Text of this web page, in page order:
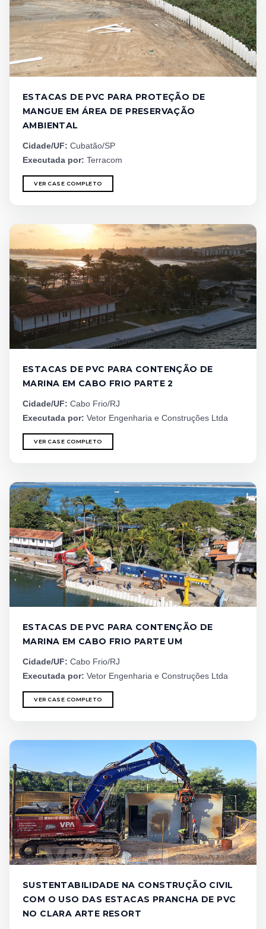
ESTACAS DE PVC PARA PROTEÇÃO DE
MANGUE EM ÁREA DE PRESERVAÇÃO
AMBIENTAL
Cidade/UF: Cubatão/SP
Executada por: Terracom
VER CASE COMPLETO
ESTACAS DE PVC PARA CONTENÇÃO DE
MARINA EM CABO FRIO PARTE 2
Cidade/UF: Cabo Frio/RJ
Executada por: Vetor Engenharia e Construções Ltda
VER CASE COMPLETO
ESTACAS DE PVC PARA CONTENÇÃO DE
MARINA EM CABO FRIO PARTE UM
Cidade/UF: Cabo Frio/RJ
Executada por: Vetor Engenharia e Construções Ltda
VER CASE COMPLETO
SUSTENTABILIDADE NA CONSTRUÇÃO CIVIL
COM O USO DAS ESTACAS PRANCHA DE PVC
NO CLARA ARTE RESORT